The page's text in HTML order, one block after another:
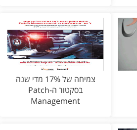
צמיחה של 17% מדי שנה
בסקטור ה-Patch
Management